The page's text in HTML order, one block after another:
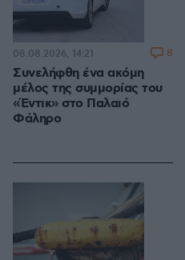
Συνελήφθη ένα ακόμη
μέλος της συμμορίας του
«Έντικ» στο Παλαιό
Φάληρο
08.08.2026, 14:21 8